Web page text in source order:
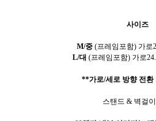
사이즈
M/중 (프레임포함) 가로
L/대 (프레임포함) 가로
**가로/세로 방향 전환
스탠드 & 벽걸